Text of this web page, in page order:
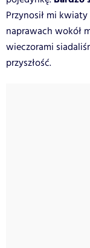
Przynosił mi
naprawach wokół
wieczorami
przyszłość.